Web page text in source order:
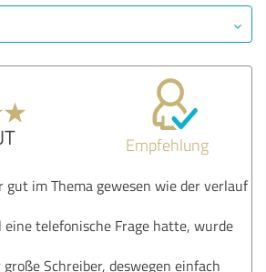
Empfehlung
gut im Thema gewesen wie der verlauf
eine telefonische Frage hatte, wurde
Schreiber, deswegen einfach